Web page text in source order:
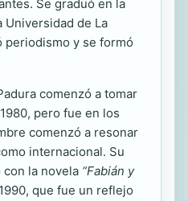
Se graduó en la
Universidad de La
periodismo y se formó
comenzó a tomar
pero fue en los
comenzó a resonar
internacional. Su
la novela “Fabián y
que fue un reflejo